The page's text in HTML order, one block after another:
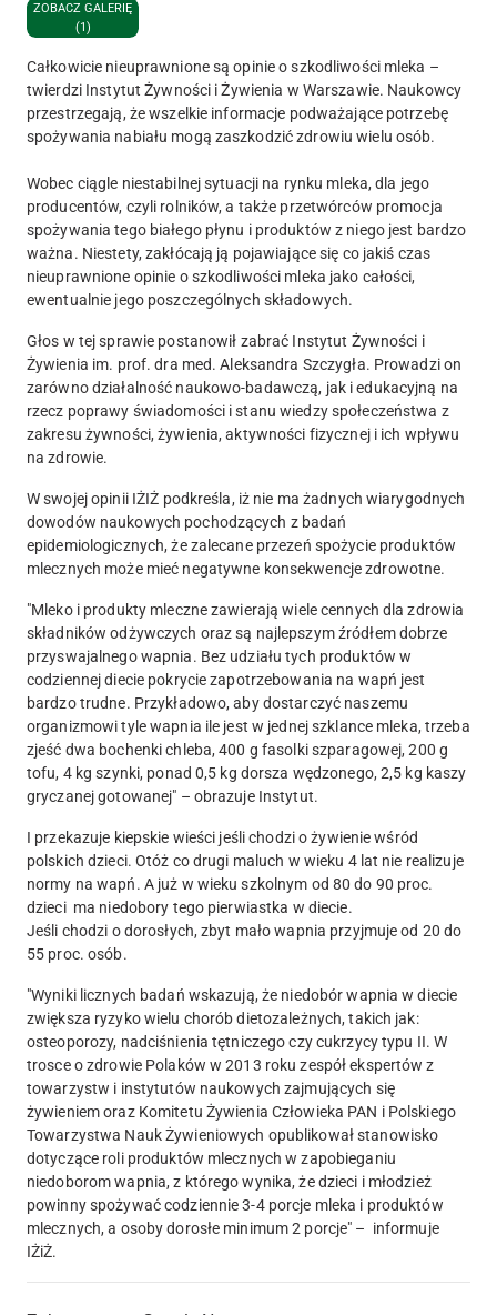
ZOBACZ GALERIĘ
(1)
Całkowicie nieuprawnione są opinie o szkodliwości mleka –
twierdzi Instytut Żywności i Żywienia w Warszawie. Naukowcy
przestrzegają, że wszelkie informacje podważające potrzebę
spożywania nabiału mogą zaszkodzić zdrowiu wielu osób.
Wobec ciągle niestabilnej sytuacji na rynku mleka, dla jego
producentów, czyli rolników, a także przetwórców promocja
spożywania tego białego płynu i produktów z niego jest bardzo
ważna. Niestety, zakłócają ją pojawiające się co jakiś czas
nieuprawnione opinie o szkodliwości mleka jako całości,
ewentualnie jego poszczególnych składowych.
Głos w tej sprawie postanowił zabrać Instytut Żywności i
Żywienia im. prof. dra med. Aleksandra Szczygła. Prowadzi on
zarówno działalność naukowo-badawczą, jak i edukacyjną na
rzecz poprawy świadomości i stanu wiedzy społeczeństwa z
zakresu żywności, żywienia, aktywności fizycznej i ich wpływu
na zdrowie.
W swojej opinii IŻIŻ podkreśla, iż nie ma żadnych wiarygodnych
dowodów naukowych pochodzących z badań
epidemiologicznych, że zalecane przezeń spożycie produktów
mlecznych może mieć negatywne konsekwencje zdrowotne.
"Mleko i produkty mleczne zawierają wiele cennych dla zdrowia
składników odżywczych oraz są najlepszym źródłem dobrze
przyswajalnego wapnia. Bez udziału tych produktów w
codziennej diecie pokrycie zapotrzebowania na wapń jest
bardzo trudne. Przykładowo, aby dostarczyć naszemu
organizmowi tyle wapnia ile jest w jednej szklance mleka, trzeba
zjeść dwa bochenki chleba, 400 g fasolki szparagowej, 200 g
tofu, 4 kg szynki, ponad 0,5 kg dorsza wędzonego, 2,5 kg kaszy
gryczanej gotowanej" – obrazuje Instytut.
I przekazuje kiepskie wieści jeśli chodzi o żywienie wśród
polskich dzieci. Otóż co drugi maluch w wieku 4 lat nie realizuje
normy na wapń. A już w wieku szkolnym od 80 do 90 proc.
dzieci ma niedobory tego pierwiastka w diecie.
Jeśli chodzi o dorosłych, zbyt mało wapnia przyjmuje od 20 do
55 proc. osób.
"Wyniki licznych badań wskazują, że niedobór wapnia w diecie
zwiększa ryzyko wielu chorób dietozależnych, takich jak:
osteoporozy, nadciśnienia tętniczego czy cukrzycy typu II. W
trosce o zdrowie Polaków w 2013 roku zespół ekspertów z
towarzystw i instytutów naukowych zajmujących się
żywieniem oraz Komitetu Żywienia Człowieka PAN i Polskiego
Towarzystwa Nauk Żywieniowych opublikował stanowisko
dotyczące roli produktów mlecznych w zapobieganiu
niedoborom wapnia, z którego wynika, że dzieci i młodzież
powinny spożywać codziennie 3-4 porcje mleka i produktów
mlecznych, a osoby dorosłe minimum 2 porcje" – informuje
IŻiŻ.